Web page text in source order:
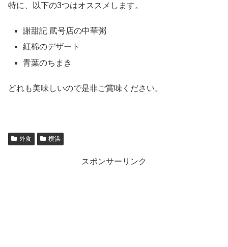
特に、以下の3つはオススメします。
謝甜記 貮号店の中華粥
紅棉のデザート
青葉のちまき
どれも美味しいので是非ご賞味ください。
外食 横浜
スポンサーリンク